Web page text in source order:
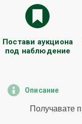
Постави аукциона
под наблюдение
Описание